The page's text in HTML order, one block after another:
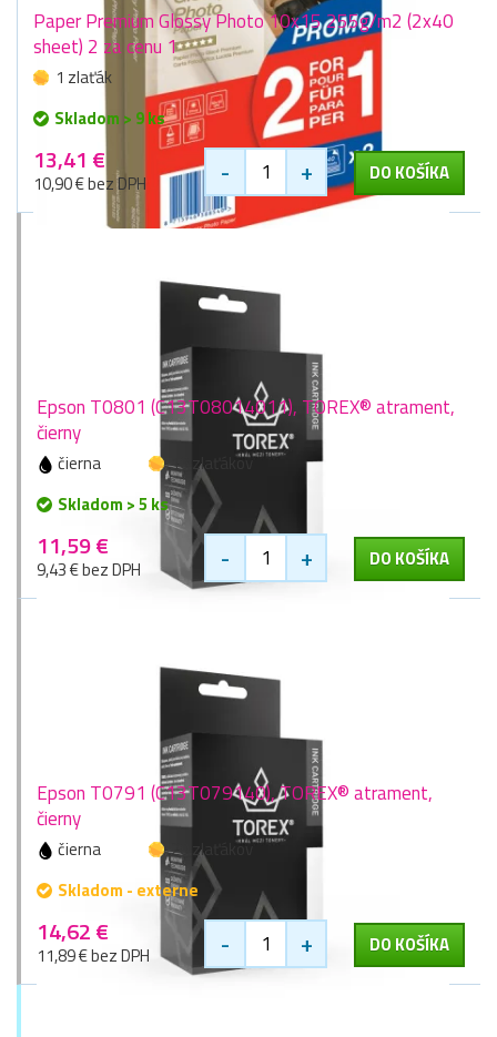
Paper Premium Glossy Photo 10x15 255g/m2 (2x40
sheet) 2 za cenu 1
1 zlaťák
Skladom > 9 ks
13,41 €
10,90 € bez DPH - + DO KOŠÍKA
Epson T0801 (C13T08014011), TOREX® atrament,
čierny
čierna
16 zlaťákov
Skladom > 5 ks
11,59 €
9,43 € bez DPH - + DO KOŠÍKA
Epson T0791 (C13T079140), TOREX® atrament,
čierny
čierna
20 zlaťákov
Skladom - externe
14,62 €
11,89 € bez DPH - + DO KOŠÍKA